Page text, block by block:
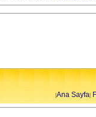
|Ana Sayfa|